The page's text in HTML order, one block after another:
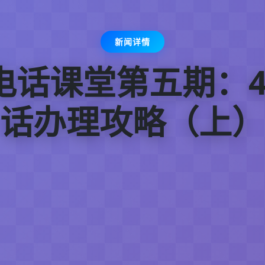
新闻详情
话课堂第五期：
话办理攻略（上）